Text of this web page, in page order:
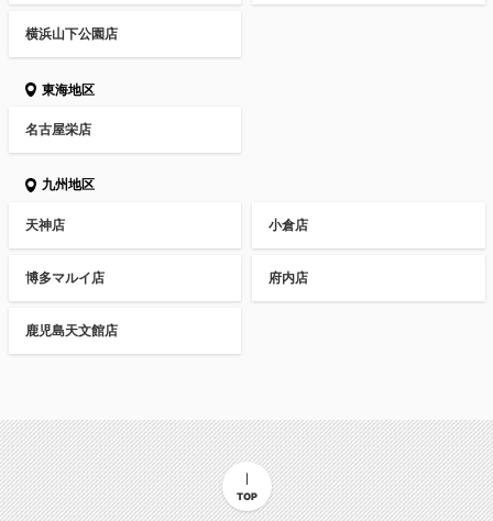
横浜山下公園店
東海地区
名古屋栄店
九州地区
天神店 小倉店
博多マルイ店 府内店
鹿児島天文館店
TOP